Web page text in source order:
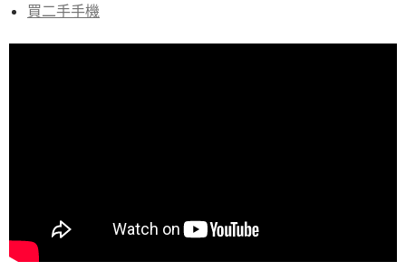
買二手手機